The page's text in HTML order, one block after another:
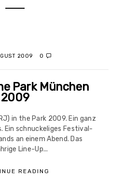
2009 0
Park München
2009
in the Park 2009. Ein ganz
Ein schnuckeliges Festival-
an einem Abend. Das
Line-Up...
READING